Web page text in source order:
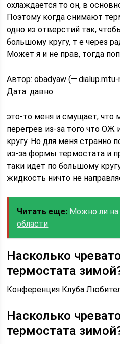
охлаждается то он, в
Поэтому когда снимают
одно из отверстий так,
большому кругу, т е через
Может я и не прав, тогда
Автор: obadyaw
Дата: давно
это-то меня и смущает, что
перегрев из-за того что ОЖ
кругу. Но для меня странно
из-за формы термостата и
таки идет по большому
жидкость ничто не
Читать еще: Можно ли на
области
Насколько
термостата
Конференция Клуба
Насколько
термостата